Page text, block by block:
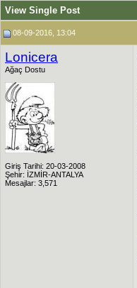
View Single Post
08-09-2016, 13:04
Lonicera
Ağaç Dostu
Giriş Tarihi: 20-03-2008
Şehir: İZMİR-ANTALYA
Mesajlar: 3,571